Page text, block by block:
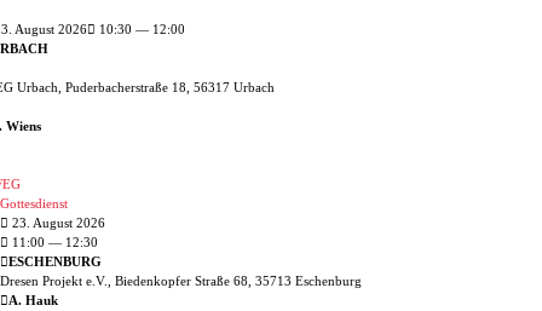
August 2026
10:30 — 12:00
Urbach, Puderbacherstraße 18, 56317 Urbach
Wiens
Gottesdienst
23. August 2026
11:00 — 12:30
ESCHENBURG
Dresen Projekt e.V., Biedenkopfer Straße 68, 35713 Eschenburg
A. Hauk